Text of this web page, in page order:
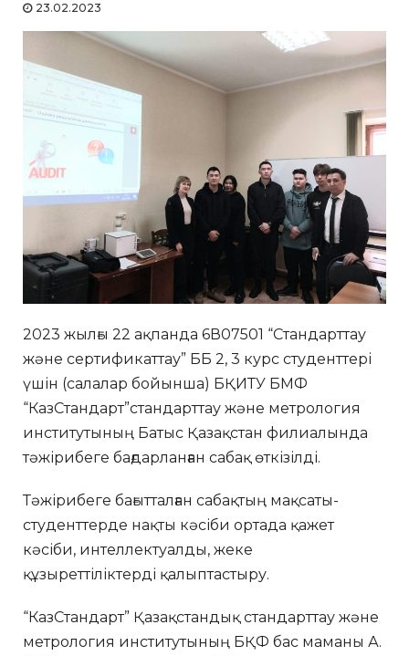
23.02.2023
2023 жылғы 22 ақпанда 6В07501 “Стандарттау
және сертификаттау” ББ 2, 3 курс студенттері
үшін (салалар бойынша) БҚИТУ БМФ
“КазСтандарт”стандарттау және метрология
институтының Батыс Қазақстан филиалында
тәжірибеге бағдарланған сабақ өткізілді.
Тәжірибеге бағытталған сабақтың мақсаты-
студенттерде нақты кәсіби ортада қажет
кәсіби, интеллектуалды, жеке
құзыреттіліктерді қалыптастыру.
“КазСтандарт” Қазақстандық стандарттау және
метрология институтының БҚФ бас маманы А.